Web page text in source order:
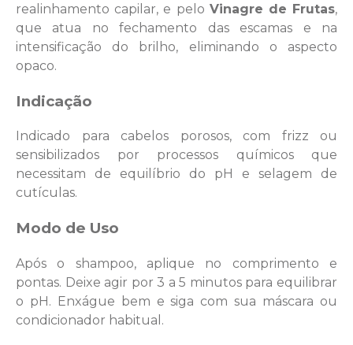
realinhamento capilar, e pelo Vinagre de Frutas,
que atua no fechamento das escamas e na
intensificação do brilho, eliminando o aspecto
opaco.
Indicação
Indicado para cabelos porosos, com frizz ou
sensibilizados por processos químicos que
necessitam de equilíbrio do pH e selagem de
cutículas.
Modo de Uso
Após o shampoo, aplique no comprimento e
pontas. Deixe agir por 3 a 5 minutos para equilibrar
o pH. Enxágue bem e siga com sua máscara ou
condicionador habitual.